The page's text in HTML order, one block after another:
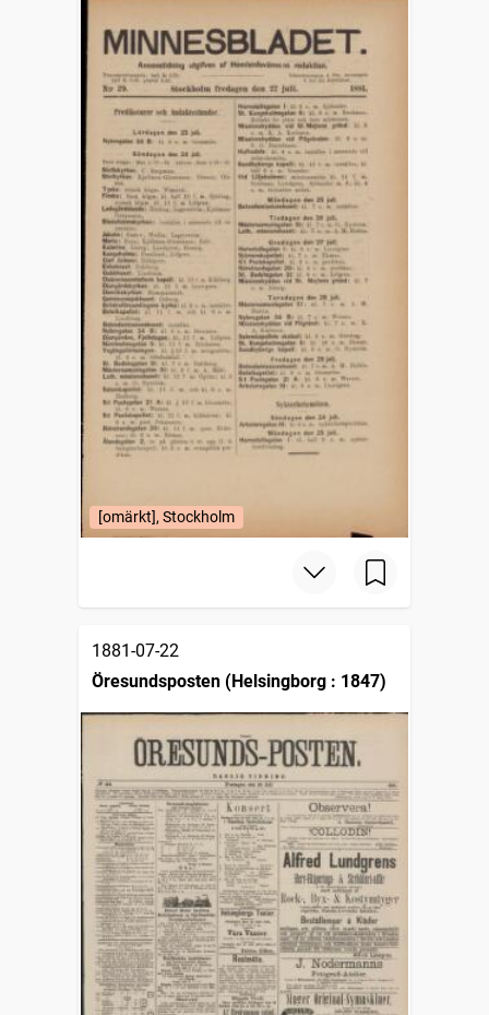
[omärkt], Stockholm
1881-07-22
Öresundsposten (Helsingborg : 1847)